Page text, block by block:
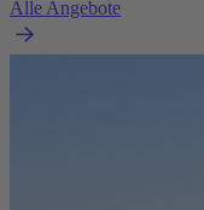
Alle Angebote